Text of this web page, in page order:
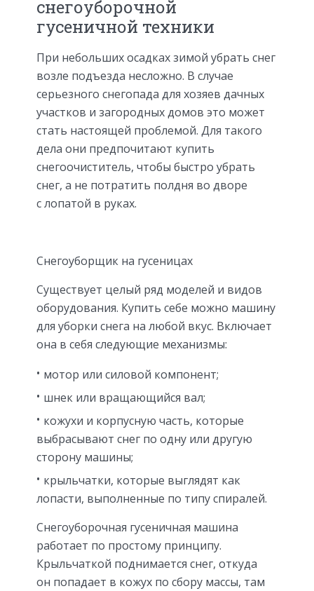
снегоуборочной
гусеничной техники
При небольших осадках зимой убрать снег
возле подъезда несложно. В случае
серьезного снегопада для хозяев дачных
участков и загородных домов это может
стать настоящей проблемой. Для такого
дела они предпочитают купить
снегоочиститель, чтобы быстро убрать
снег, а не потратить полдня во дворе
с лопатой в руках.
Снегоуборщик на гусеницах
Существует целый ряд моделей и видов
оборудования. Купить себе можно машину
для уборки снега на любой вкус. Включает
она в себя следующие механизмы:
мотор или силовой компонент;
шнек или вращающийся вал;
кожухи и корпусную часть, которые
выбрасывают снег по одну или другую
сторону машины;
крыльчатки, которые выглядят как
лопасти, выполненные по типу спиралей.
Снегоуборочная гусеничная машина
работает по простому принципу.
Крыльчаткой поднимается снег, откуда
он попадает в кожух по сбору массы, там